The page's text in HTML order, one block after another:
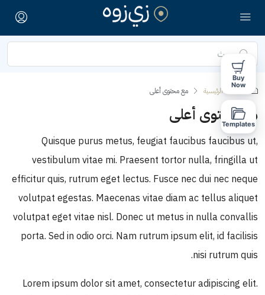
الصفحة الرئيسية مع محتوى أعلى
مع محتوى أعلى
Quisque purus metus, feugiat faucibus faucibus ut,
vestibulum vitae mi. Praesent tortor nulla, fringilla ut
efficitur quis, rutrum eget lectus. Fusce nec dui nec neque
volutpat egestas. Maecenas vitae diam ac tellus aliquet
volutpat eget vitae nisl. Donec ut metus in nulla convallis
porta. Sed in odio orci. Nam rutrum ipsum elit, id facilisis
nisi rutrum quis.
Lorem ipsum dolor sit amet, consectetur adipiscing elit.
Buy
Now
Templates